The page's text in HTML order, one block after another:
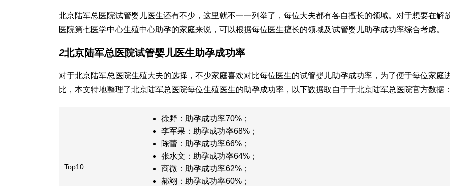
北京陆军总医院试管婴儿医生还有不少，这里就不一一列举了，每位大夫都有各自擅长的领域。对于想要在解
医院第七医学中心生殖中心助孕的家庭来说，可以根据每位医生擅长的领域及试管婴儿助孕成功率综合考虑。
2北京陆军总医院试管婴儿医生助孕成功率
对于北京陆军总医院生殖大夫的选择，不少家庭喜欢对比每位医生的试管婴儿助孕成功率，为了便于每位家庭
比，本文特地整理了北京陆军总医院每位生殖医生的助孕成功率，以下数据取自于于北京陆军总医院官方数据：
Top10
徐野：助孕成功率70%；
李军果：助孕成功率68%；
陈蕾：助孕成功率66%；
张水文：助孕成功率64%；
商微：助孕成功率62%；
郝翊：助孕成功率60%；